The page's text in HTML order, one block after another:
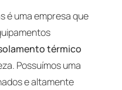
é uma empresa que
térmico
Possuímos uma
e altamente